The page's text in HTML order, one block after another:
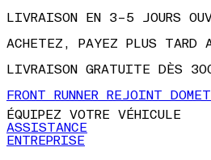
LIVRAISON EN 3–5 JOURS
ACHETEZ, PAYEZ PLUS TARD
LIVRAISON GRATUITE DÈS
FRONT RUNNER REJOINT
ÉQUIPEZ VOTRE VÉHICULE
ASSISTANCE
ENTREPRISE